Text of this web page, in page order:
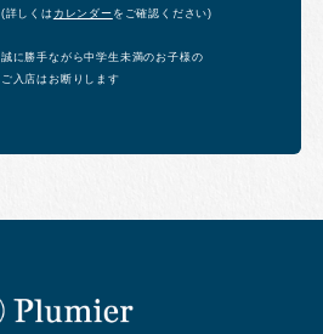
(詳しくは カレンダー をご確認ください)
誠に勝手ながら中学生未満のお子様の
ご入店はお断りします